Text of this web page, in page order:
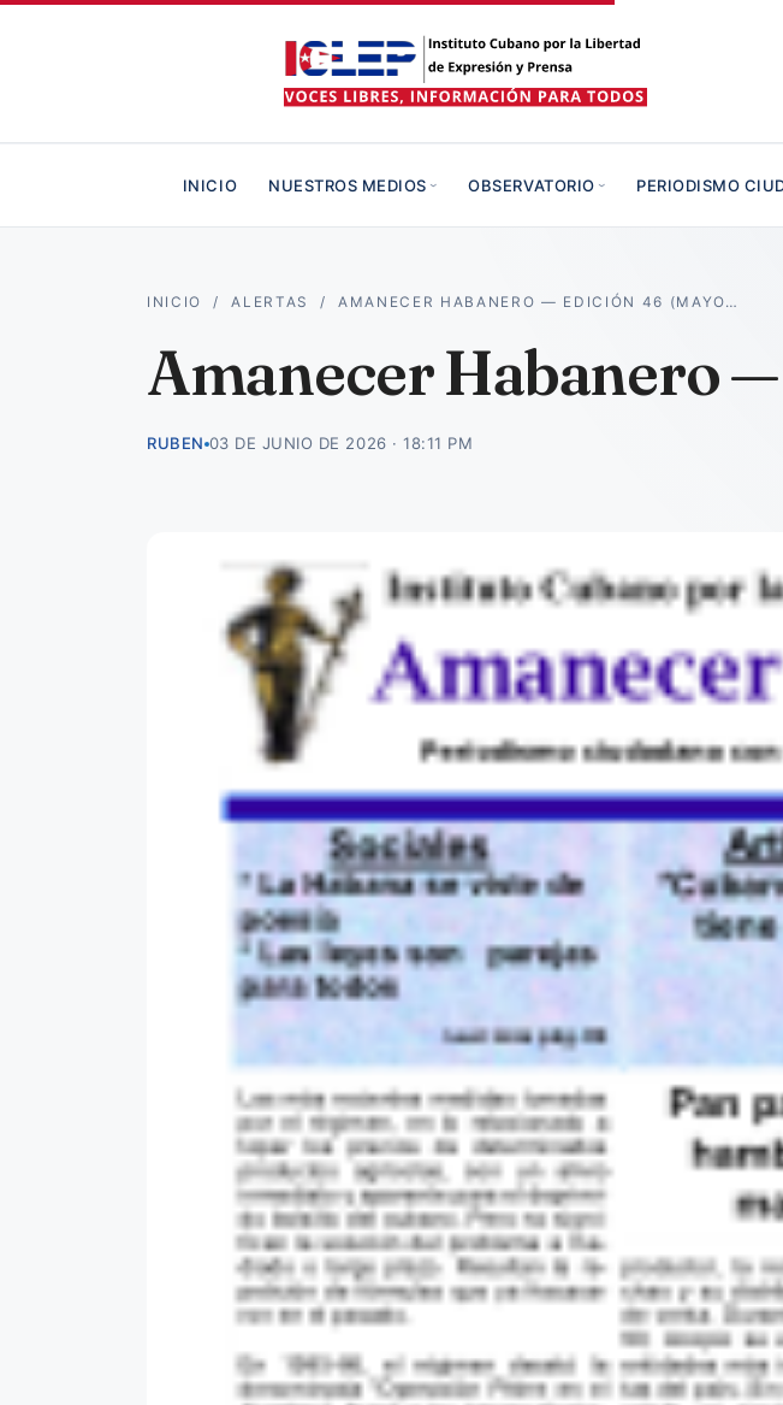
INICIO NUESTROS MEDIOS OBSERVATORIO PERIODISMO
INICIO /ALERTAS /AMANECER HABANERO — EDICIÓN 46 (MAYO…
Amanecer Habanero
RUBEN 03 DE JUNIO DE 2026 · 18:11 PM